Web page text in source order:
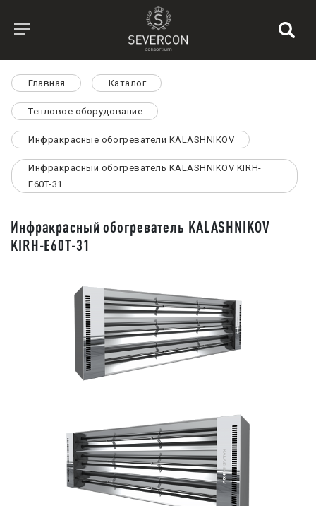
Главная Каталог
Тепловое оборудование
Инфракрасные обогреватели KALASHNIKOV
Инфракрасный обогреватель KALASHNIKOV KIRH-
E60T-31
Инфракрасный обогреватель KALASHNIKOV
KIRH-E60T-31